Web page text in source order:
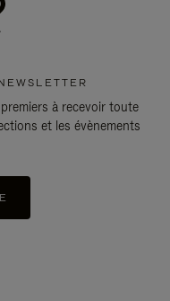
à recevoir toute
et les évènements